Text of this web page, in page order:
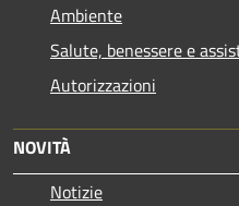
Ambiente
Salute, benessere e
Autorizzazioni
NOVITÀ
Notizie